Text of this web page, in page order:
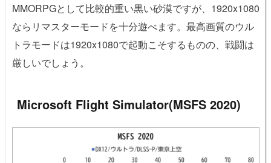
MMORPGとして比較的重い黒い砂漠ですが、1920x1080
ならリマスターモードを十分遊べます。最高画質のウル
トラモードは1920x1080で起動こそするものの、戦闘は
厳しいでしょう。
Microsoft Flight Simulator(MSFS 2020)